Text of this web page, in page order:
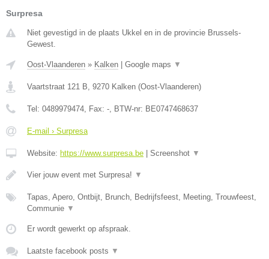
Surpresa
Niet gevestigd in de plaats Ukkel en in de provincie Brussels-
Gewest.
Oost-Vlaanderen » Kalken Google maps ▼
Vaartstraat 121 B, 9270 Kalken (Oost-Vlaanderen)
Tel: 0489979474, Fax: -, BTW-nr: BE0747468637
E-mail › Surpresa
Website: https://www.surpresa.be Screenshot ▼
Vier jouw event met Surpresa! ▼
Tapas, Apero, Ontbijt, Brunch, Bedrijfsfeest, Meeting, Trouwfeest,
Communie ▼
Er wordt gewerkt op afspraak.
Laatste facebook posts ▼